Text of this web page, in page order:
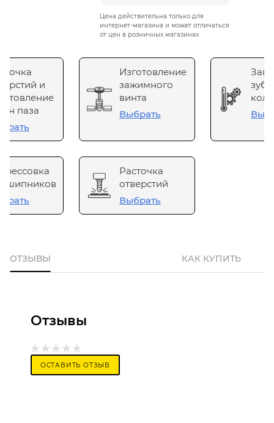
Цена действительна только для
интернет-магазина и может отличаться
от цен в розничных магазинах
и
паза
Изготовление
зажимного
винта
Выбрать
Расточка
отверстий
Выбрать
ОТЗЫВЫ КАК КУПИТЬ
Отзывы
ОСТАВИТЬ ОТЗЫВ